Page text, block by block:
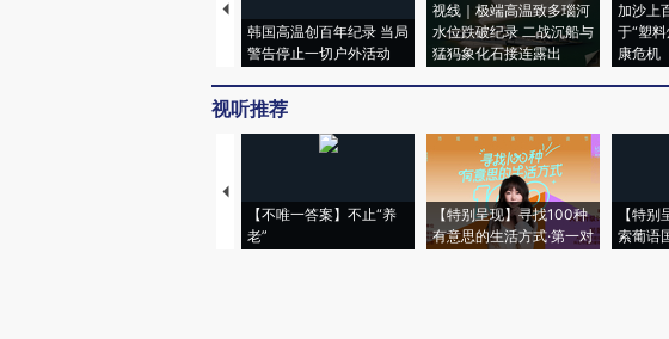
韩国高温创百年纪录 当局
警告停止一切户外活动
视线｜极端高温致多瑙河
水位跌破纪录 二战沉船与
猛犸象化石接连露出
加沙上
于“塑
康危机
视听推荐
【不唯一答案】不止“养
老”
【特别呈现】寻找100种
有意思的生活方式·第一对
【特
索葡语